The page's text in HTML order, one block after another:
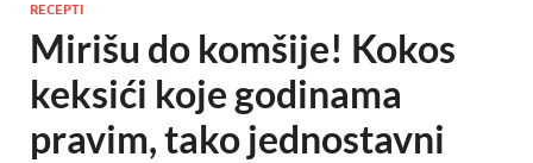
RECEPTI
Mirišu do komšije! Kokos
keksići koje godinama
pravim, tako jednostavni